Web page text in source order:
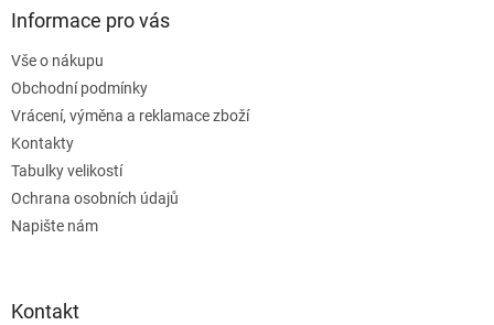
Informace pro vás
Vše o nákupu
Obchodní podmínky
Vrácení, výměna a reklamace zboží
Kontakty
Tabulky velikostí
Ochrana osobních údajů
Napište nám
Kontakt